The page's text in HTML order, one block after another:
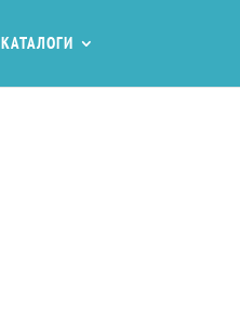
КАТАЛОГИ